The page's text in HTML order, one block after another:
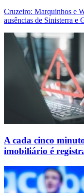
Cruzeiro: Marquinhos e
ausências de Sinisterra e
A cada cinco
imobiliário é